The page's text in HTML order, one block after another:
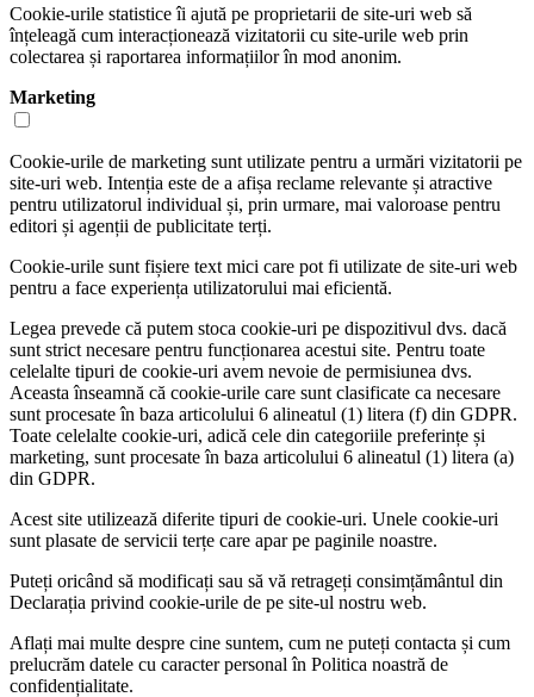
Cookie-urile statistice îi ajută pe proprietarii de site-uri web să
înțeleagă cum interacționează vizitatorii cu site-urile web prin
colectarea și raportarea informațiilor în mod anonim.
Marketing
Cookie-urile de marketing sunt utilizate pentru a urmări vizitatorii pe
site-uri web. Intenția este de a afișa reclame relevante și atractive
pentru utilizatorul individual și, prin urmare, mai valoroase pentru
editori și agenții de publicitate terți.
Cookie-urile sunt fișiere text mici care pot fi utilizate de site-uri web
pentru a face experiența utilizatorului mai eficientă.
Legea prevede că putem stoca cookie-uri pe dispozitivul dvs. dacă
sunt strict necesare pentru funcționarea acestui site. Pentru toate
celelalte tipuri de cookie-uri avem nevoie de permisiunea dvs.
Aceasta înseamnă că cookie-urile care sunt clasificate ca necesare
sunt procesate în baza articolului 6 alineatul (1) litera (f) din GDPR.
Toate celelalte cookie-uri, adică cele din categoriile preferințe și
marketing, sunt procesate în baza articolului 6 alineatul (1) litera (a)
din GDPR.
Acest site utilizează diferite tipuri de cookie-uri. Unele cookie-uri
sunt plasate de servicii terțe care apar pe paginile noastre.
Puteți oricând să modificați sau să vă retrageți consimțământul din
Declarația privind cookie-urile de pe site-ul nostru web.
Aflați mai multe despre cine suntem, cum ne puteți contacta și cum
prelucrăm datele cu caracter personal în Politica noastră de
confidențialitate.